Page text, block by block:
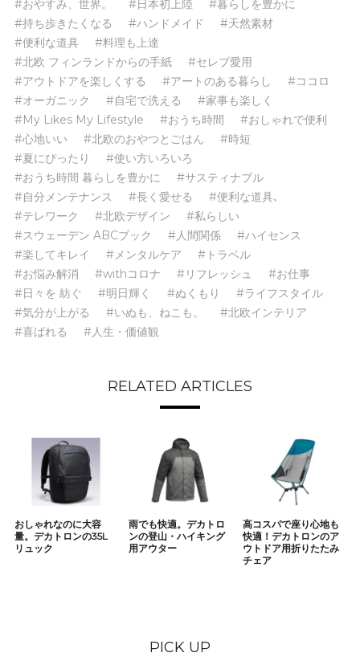
#おやすみ、世界。
#日本初上陸
#暮らしを豊かに
#持ち歩きたくなる
#ハンドメイド
#天然素材
#便利な道具
#料理も上達
#北欧 フィンランドからの手紙
#セレブ愛用
#アウトドアを楽しくする
#アートのある暮らし
#ココロ
#オーガニック
#自宅で洗える
#家事も楽しく
#My Likes My Lifestyle
#おうち時間
#おしゃれで便利
#心地いい
#北欧のおやつとごはん
#時短
#夏にぴったり
#使い方いろいろ
#おうち時間 暮らしを豊かに
#サスティナブル
#自分メンテナンス
#長く愛せる
#便利な道具､
#テレワーク
#北欧デザイン
#私らしい
#スウェーデン ABCブック
#人間関係
#ハイセンス
#楽してキレイ
#メンタルケア
#トラベル
#お悩み解消
#withコロナ #リフレッシュ
#お仕事
#日々を 紡ぐ
#明日輝く #ぬくもり
#ライフスタイル
#気分が上がる
#いぬも、ねこも。
#北欧インテリア
#喜ばれる
#人生・価値観
RELATED ARTICLES
おしゃれなのに大容
量。デカトロンの35L
リュック
雨でも快適。デカトロ
ンの登山・ハイキング
用アウター
高コスパで座り心地も
快適！デカトロンのア
ウトドア用折りたたみ
チェア
PICK UP